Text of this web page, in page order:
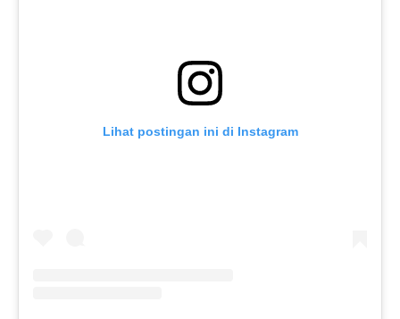
Lihat postingan ini di Instagram